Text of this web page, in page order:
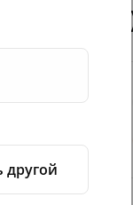
другой
(дой-